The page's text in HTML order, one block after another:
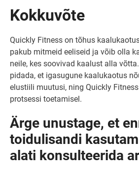
Kokkuvõte
Quickly Fitness on tõhus
pakub mitmeid eeliseid ja võib olla
neile, kes soovivad kaalust alla
pidada, et igasugune kaalukaotus
elustiili muutusi, ning Quickly
protsessi toetamisel.
Ärge unustage, et
toidulisandi
alati konsulteerida